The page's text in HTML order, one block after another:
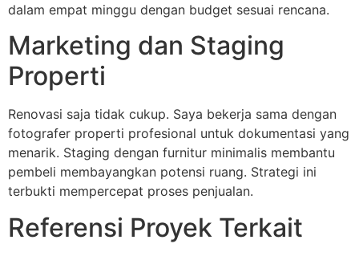
dalam empat minggu dengan budget sesuai rencana.
Marketing dan Staging
Properti
Renovasi saja tidak cukup. Saya bekerja sama dengan
fotografer properti profesional untuk dokumentasi yang
menarik. Staging dengan furnitur minimalis membantu
pembeli membayangkan potensi ruang. Strategi ini
terbukti mempercepat proses penjualan.
Referensi Proyek Terkait